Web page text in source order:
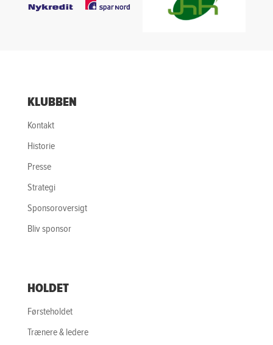
KLUBBEN
Kontakt
Historie
Presse
Strategi
Sponsoroversigt
Bliv sponsor
HOLDET
Førsteholdet
Trænere & ledere